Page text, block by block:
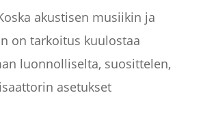
akustisen musiikin ja
on tarkoitus kuulostaa
luonnolliselta, suosittelen,
asetukset